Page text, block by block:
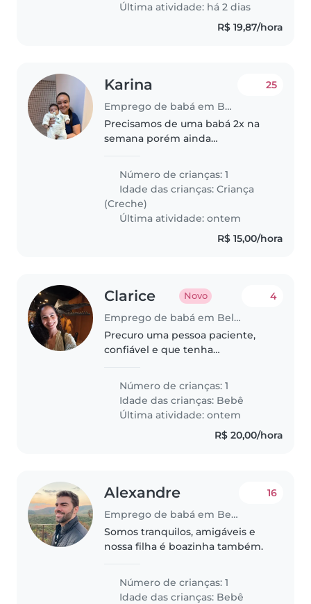
Última atividade: há 2 dias
R$ 19,87/hora
Karina
Emprego de babá em Belo Horizonte
25
Precisamos de uma babá 2x na
semana porém ainda
18:00 para ajudar com nosso filho
de 2 anos e 9 meses.
Número de crianças: 1
Idade das crianças:Criança
(Creche)
Última atividade: ontem
R$ 15,00/hora
Clarice Novo
Emprego de babá em Belo Horizonte
4
Precuro uma pessoa paciente,
confiável e que tenha
bebê tem sete meses, ele é
muito tranquilo. Estou
precisando para começar no mês
de Setembro. Os horários..
Número de crianças: 1
Idade das crianças: Bebê
Última atividade: ontem
R$ 20,00/hora
Alexandre
Emprego de babá em Belo Horizonte
16
Somos tranquilos, amigáveis e
nossa filha é boazinha também.
Número de crianças: 1
Idade das crianças: Bebê